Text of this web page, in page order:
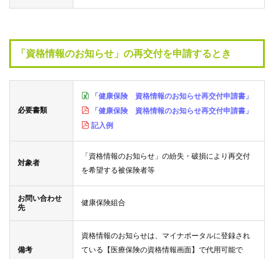
「資格情報のお知らせ」の再交付を申請するとき
必要書類
「健康保険 資格情報のお知らせ再交付申請書」
「健康保険 資格情報のお知らせ再交付申請書」
記入例
対象者
「資格情報のお知らせ」の紛失・破損により再交付
を希望する被保険者等
お問い合わせ
先
健康保険組合
備考
資格情報のお知らせは、マイナポータルに登録され
ている【医療保険の資格情報画面】で代用可能で